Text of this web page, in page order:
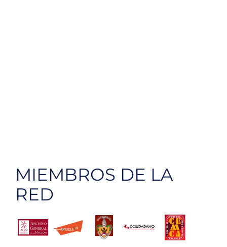
MIEMBROS DE LA
RED